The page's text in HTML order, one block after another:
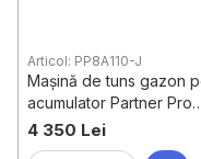
Articol: PP8A110-J
Mașină de tuns gazon
acumulator Partner Pro
PP8A110-J, 2x20V, 35L
4 350 Lei